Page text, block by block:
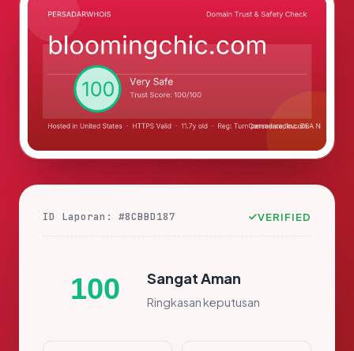
ID Laporan: #8CBBD187 VERIFIED
100 Sangat Aman
Ringkasan keputusan